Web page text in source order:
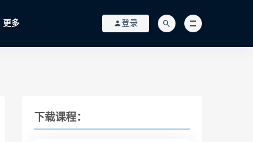
更多 登录
下载课程：